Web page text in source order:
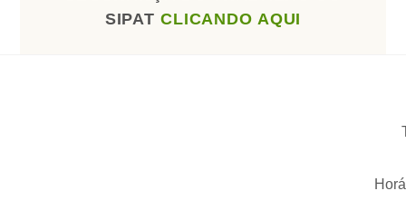
SIPAT CLICANDO AQUI